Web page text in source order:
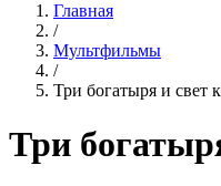
Главная
/
Мультфильмы
/
Три богатыря и свет
Три